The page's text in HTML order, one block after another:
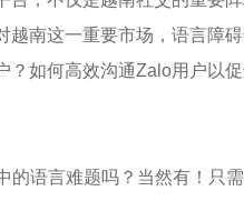
越南这一重要市场，语言障
？如何高效沟通Zalo用户以
的语言难题吗？当然有！只